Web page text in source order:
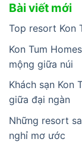
Bài viết mới
Top resort Kon
Kon Tum
mộng giữa núi
Khách sạn Kon
giữa đại ngàn
Những resort
nghỉ mơ ước